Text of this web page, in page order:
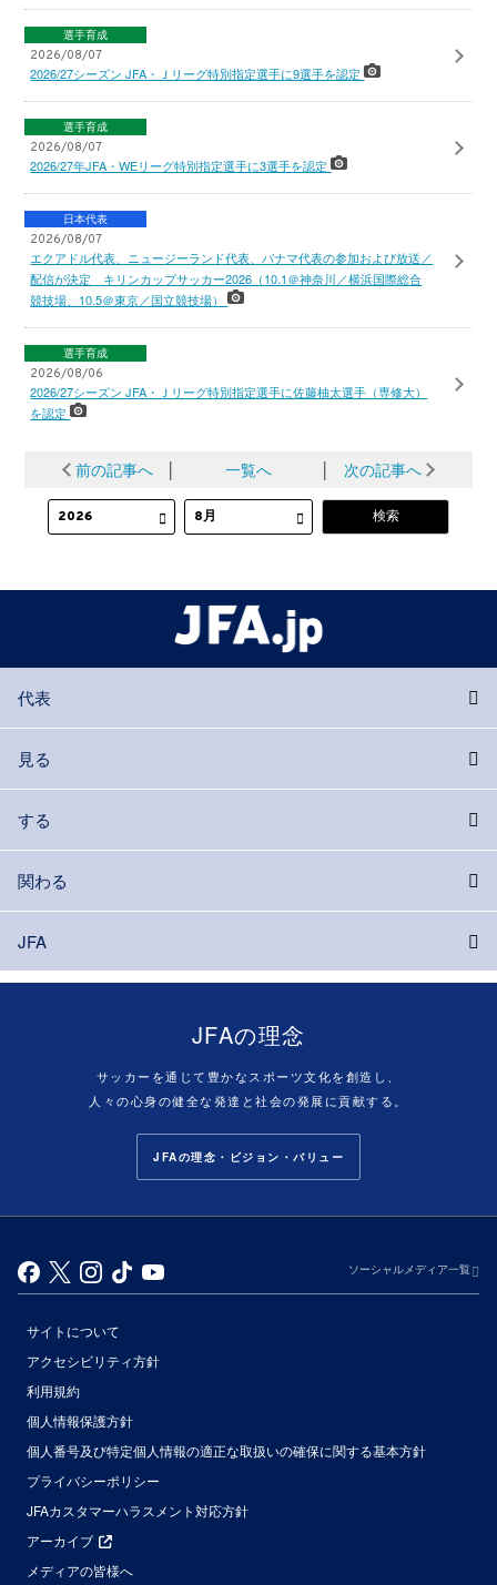
選手育成
2026/08/07
2026/27シーズン JFA・Ｊリーグ特別指定選手に9選手を認定
選手育成
2026/08/07
2026/27年JFA・WEリーグ特別指定選手に3選手を認定
日本代表
2026/08/07
エクアドル代表、ニュージーランド代表、パナマ代表の参加および放送／
配信が決定 キリンカップサッカー2026（10.1＠神奈川／横浜国際総合
競技場、10.5＠東京／国立競技場）
選手育成
2026/08/06
2026/27シーズン JFA・Ｊリーグ特別指定選手に佐藤柚太選手（専修大）
を認定
前の記事へ │ 一覧へ │ 次の記事へ
代表
見る
する
関わる
JFA
JFAの理念
サッカーを通じて豊かなスポーツ文化を創造し、
人々の心身の健全な発達と社会の発展に貢献する。
JFAの理念・ビジョン・バリュー
ソーシャルメディア一覧
サイトについて
アクセシビリティ方針
利用規約
個人情報保護方針
個人番号及び特定個人情報の適正な取扱いの確保に関する基本方針
プライバシーポリシー
JFAカスタマーハラスメント対応方針
アーカイブ
メディアの皆様へ